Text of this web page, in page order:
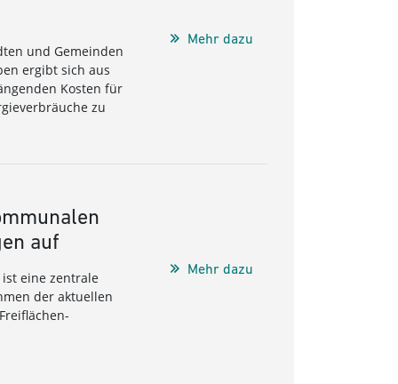
und Gemeinden
ergibt sich aus
Kosten für
zu
Mehr dazu
auf
ist eine zentrale
der aktuellen
Mehr dazu